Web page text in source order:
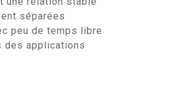
séparées
peu de temps libre
des applications